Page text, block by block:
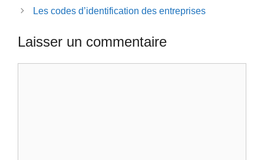
Les codes d’identification des entreprises
Laisser un commentaire